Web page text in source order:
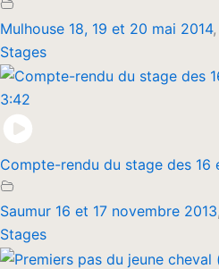
Mulhouse 18, 19 et 20 mai 2014,
Stages
3:42
Compte-rendu du stage des 16
Saumur 16 et 17 novembre 2013,
Stages